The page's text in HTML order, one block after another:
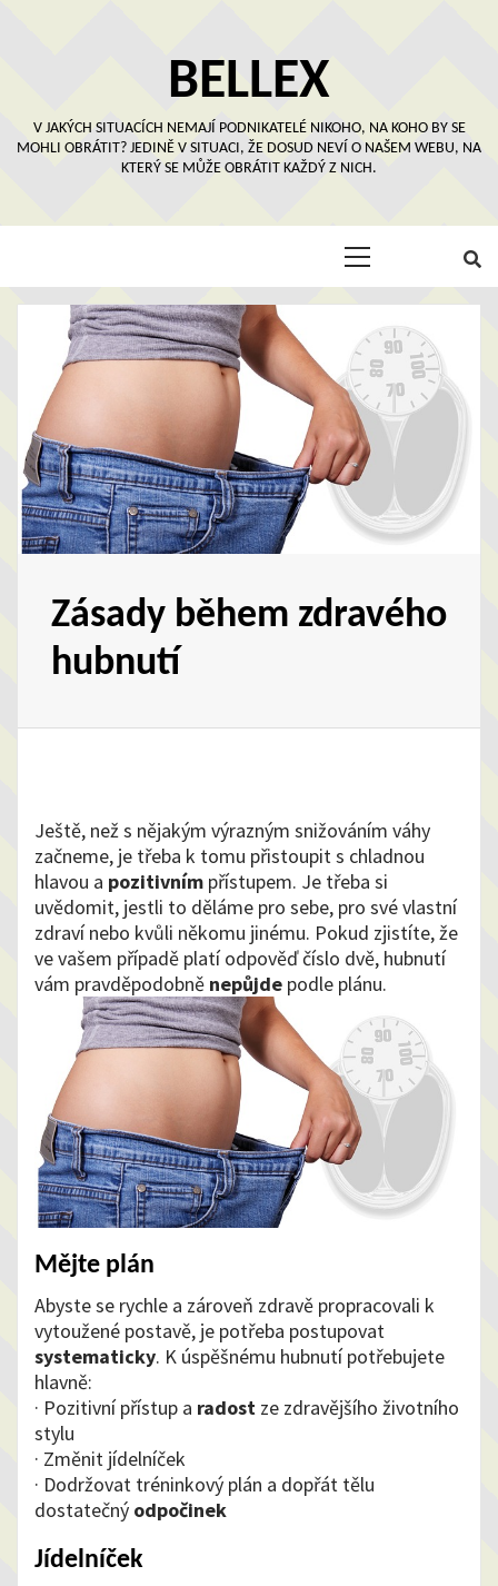
BELLEX
V JAKÝCH SITUACÍCH NEMAJÍ PODNIKATELÉ NIKOHO, NA KOHO BY SE
MOHLI OBRÁTIT? JEDINĚ V SITUACI, ŽE DOSUD NEVÍ O NAŠEM WEBU, NA
KTERÝ SE MŮŽE OBRÁTIT KAŽDÝ Z NICH.
Zásady během zdravého
hubnutí
Ještě, než s nějakým výrazným snižováním váhy
začneme, je třeba k tomu přistoupit s chladnou
hlavou a pozitivním přístupem. Je třeba si
uvědomit, jestli to děláme pro sebe, pro své vlastní
zdraví nebo kvůli někomu jinému. Pokud zjistíte, že
ve vašem případě platí odpověď číslo dvě, hubnutí
vám pravděpodobně nepůjde podle plánu.
Mějte plán
Abyste se rychle a zároveň zdravě propracovali k
vytoužené postavě, je potřeba postupovat
systematicky. K úspěšnému hubnutí potřebujete
hlavně:
· Pozitivní přístup a radost ze zdravějšího životního
stylu
· Změnit jídelníček
· Dodržovat tréninkový plán a dopřát tělu
dostatečný odpočinek
Jídelníček